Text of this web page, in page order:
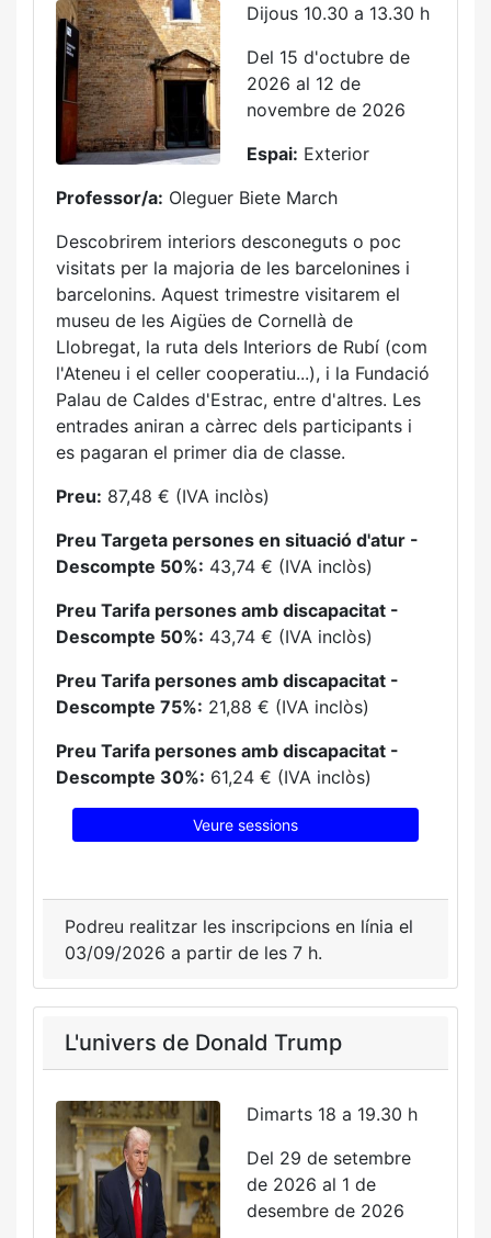
Dijous 10.30 a 13.30 h
Del 15 d'octubre de
2026 al 12 de
novembre de 2026
Espai: Exterior
Professor/a: Oleguer Biete March
Descobrirem interiors desconeguts o poc
visitats per la majoria de les barcelonines i
barcelonins. Aquest trimestre visitarem el
museu de les Aigües de Cornellà de
Llobregat, la ruta dels Interiors de Rubí (com
l'Ateneu i el celler cooperatiu...), i la Fundació
Palau de Caldes d'Estrac, entre d'altres. Les
entrades aniran a càrrec dels participants i
es pagaran el primer dia de classe.
Preu: 87,48 € (IVA inclòs)
Preu Targeta persones en situació d'atur -
Descompte 50%: 43,74 € (IVA inclòs)
Preu Tarifa persones amb discapacitat -
Descompte 50%: 43,74 € (IVA inclòs)
Preu Tarifa persones amb discapacitat -
Descompte 75%: 21,88 € (IVA inclòs)
Preu Tarifa persones amb discapacitat -
Descompte 30%: 61,24 € (IVA inclòs)
Veure sessions
Podreu realitzar les inscripcions en línia el
03/09/2026 a partir de les 7 h.
L'univers de Donald Trump
Dimarts 18 a 19.30 h
Del 29 de setembre
de 2026 al 1 de
desembre de 2026